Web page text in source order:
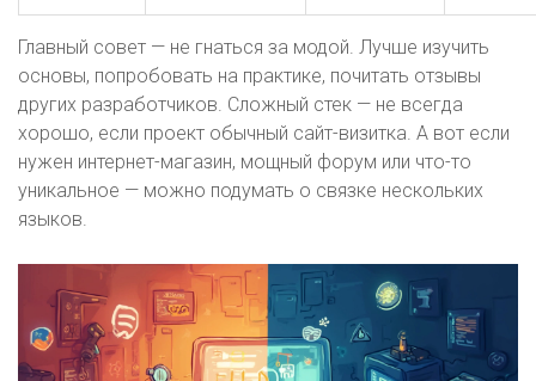
Главный совет — не гнаться за модой. Лучше изучить
основы, попробовать на практике, почитать отзывы
других разработчиков. Сложный стек — не всегда
хорошо, если проект обычный сайт-визитка. А вот если
нужен интернет-магазин, мощный форум или что-то
уникальное — можно подумать о связке нескольких
языков.